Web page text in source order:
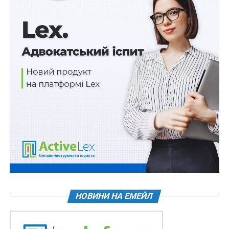
до забудовника про знесення будівництва, слід
позиватися до відповідного органу державної
влади з вимогами про зобов’язання
забудовника провести перебудову
Учасниками експериментального проекту є
Адміністрація Державної служби спеціального
зв’язку та захисту інформації, Адміністрація
Державної прикордонної служби, а також інші органи
державної влади, органи, що забезпечують діяльність
Президента України, Верховної Ради України,
Кабінету Міністрів України, органи військового
управління (за згодою).
Зокрема передбачено, що метою
впровадження та забезпечення функціонування
систем документообігу, здійснення оперативного
міжвідомчого обміну електронними документами
НОВИНИ НА ЕМЕЙЛ